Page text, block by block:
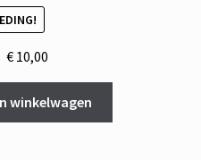
Oorspronkelijke
15,00.
€ 10,00
is:
€ 10,00.
winkelwagen